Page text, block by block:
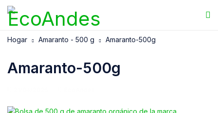
Hogar Amaranto - 500 g Amaranto-500g
Amaranto-500g